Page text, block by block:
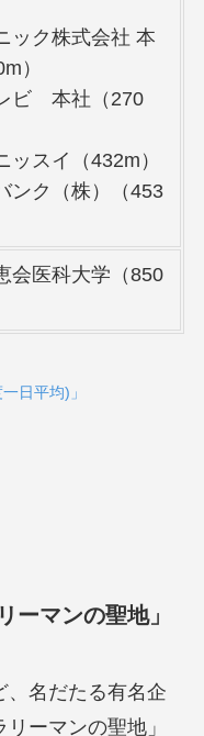
ック株式会社 本
）
ビ 本社（270
ッスイ（432m）
ンク（株）（453
会医科大学（850
日平均)」
ーマンの聖地」
、名だたる有名企
ーマンの聖地」